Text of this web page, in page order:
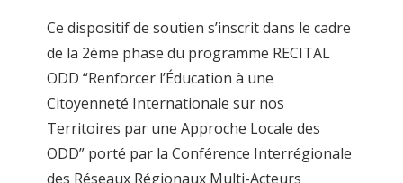
Ce dispositif de soutien s’inscrit dans le cadre
de la 2ème phase du programme RECITAL
ODD “Renforcer l’Éducation à une
Citoyenneté Internationale sur nos
Territoires par une Approche Locale des
ODD” porté par la Conférence Interrégionale
des Réseaux Régionaux Multi-Acteurs